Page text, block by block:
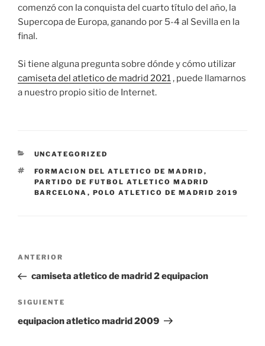
comenzó con la conquista del cuarto título del año, la
Supercopa de Europa, ganando por 5-4 al Sevilla en la
final.
Si tiene alguna pregunta sobre dónde y cómo utilizar
camiseta del atletico de madrid 2021, puede llamarnos
a nuestro propio sitio de Internet.
CATEGORÍAS
UNCATEGORIZED
ETIQUETAS
FORMACION DEL ATLETICO DE MADRID ,
PARTIDO DE FUTBOL ATLETICO MADRID
BARCELONA , POLO ATLETICO DE MADRID 2019
Navegación
entradas
Entrada
anterior:
ANTERIOR
camiseta atletico de madrid 2 equipacion
Siguiente
entrada
SIGUIENTE
equipacion atletico madrid 2009